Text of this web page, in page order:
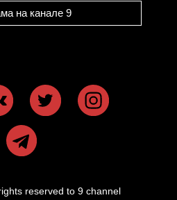
на канале 9
reserved to 9 channel